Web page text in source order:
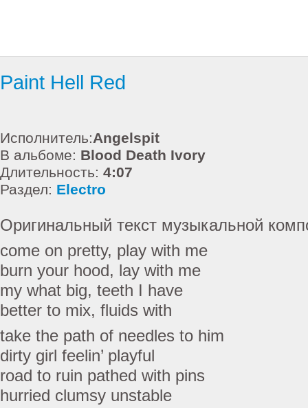
Paint Hell Red
Исполнитель:Angelspit
В альбоме: Blood Death Ivory
Длительность: 4:07
Раздел: Electro
Оригинальный текст музыкальной
come on pretty, play with me
burn your hood, lay with me
my what big, teeth I have
better to mix, fluids with
take the path of needles to him
dirty girl feelin’ playful
road to ruin pathed with pins
hurried clumsy unstable